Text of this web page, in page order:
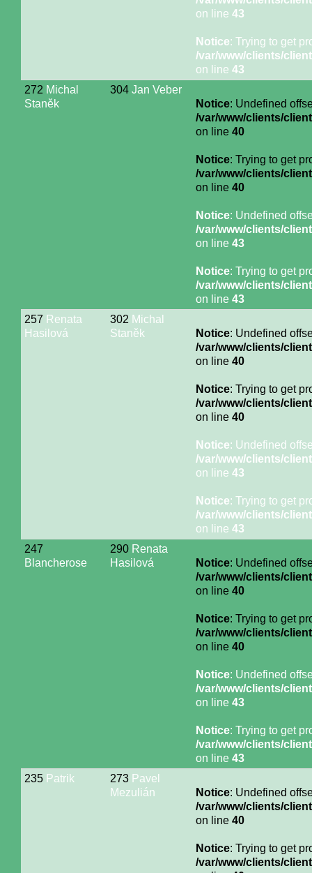
on line 43
Notice: Trying to get
/var/www/clients/
on line 43
272 Michal
Staněk
304 Jan Veber
Notice: Undefined
/var/www/clients/
on line 40
Notice: Trying to get
/var/www/clients/
on line 40
Notice: Undefined
/var/www/clients/
on line 43
Notice: Trying to get
/var/www/clients/
on line 43
257 Renata
Hasilová
302 Michal
Staněk
Notice: Undefined
/var/www/clients/
on line 40
Notice: Trying to get
/var/www/clients/
on line 40
Notice: Undefined
/var/www/clients/
on line 43
Notice: Trying to get
/var/www/clients/
on line 43
247
Blancherose
290 Renata
Hasilová
Notice: Undefined
/var/www/clients/
on line 40
Notice: Trying to get
/var/www/clients/
on line 40
Notice: Undefined
/var/www/clients/
on line 43
Notice: Trying to get
/var/www/clients/
on line 43
235 Patrik 273 Pavel
Mezulián
Notice: Undefined
/var/www/clients/
on line 40
Notice: Trying to get
/var/www/clients/